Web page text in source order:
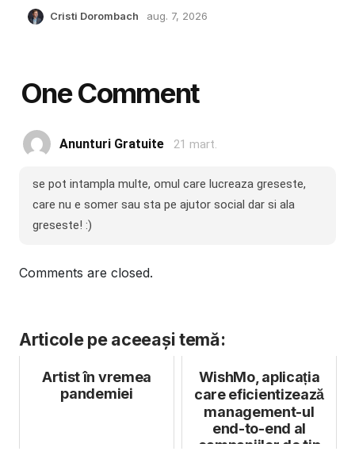
Cristi Dorombach aug. 7, 2026
One Comment
Anunturi Gratuite 21 mart.
se pot intampla multe, omul care lucreaza greseste,
care nu e somer sau sta pe ajutor social dar si ala
greseste! :)
Comments are closed.
Articole pe aceeași temă:
Artist în vremea
pandemiei
WishMo, aplicația
care eficientizează
management-ul
end-to-end al
campaniilor de tip